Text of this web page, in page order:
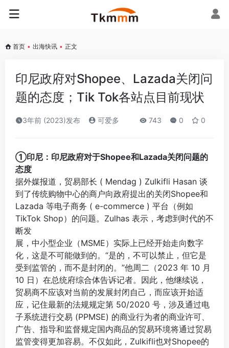
首页 • 出海快讯 • 正文
印尼政府对Shopee、Lazada关闭问
题的态度；Tik Tok各站点目前现状
3年前 (2023)发布 可爱多 743 0 0
①印尼：印尼政府对于Shopee和Lazada关闭问题的
态度
据外媒报道，贸易部长 ( Mendag ) Zulkifli Hasan 谈
到了传统购物中心的商户向政府提出的关闭Shopee和
Lazada 等电子商务 ( e-commerce ) 平台（例如
TikTok Shop）的问题。Zulhas 表示，考虑到时代的不
断发
展，中小型企业（MSME）实际上已经开始走向数字
化，这是不可能做到的。“是的，不可以禁止，但它是
受到监管的，而不是封闭的。”他周二（2023 年 10 月
10 日）在总统府综合体告诉记者。因此，他继续说，
贸易商不应该对当前的发展封闭自己，而应该开始适
应，记住最新的法规规定第 50/2020 号，涉及通过电
子系统进行交易 (PPMSE) 的商业行为者的商业许可、
广告、指导和监督规定国内商品的贸易环境将通过贸易
监管变得更加容易。不仅如此，Zulkifli也对Shopee的